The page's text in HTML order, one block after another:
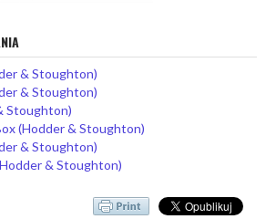
& Stoughton)
& Stoughton)
Stoughton)
(Hodder & Stoughton)
& Stoughton)
& Stoughton)